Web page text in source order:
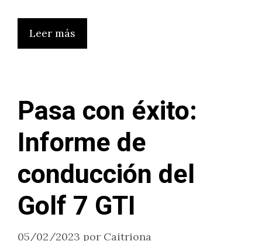
Leer más
Pasa con éxito:
Informe de
conducción del
Golf 7 GTI
05/02/2023 por Caitriona